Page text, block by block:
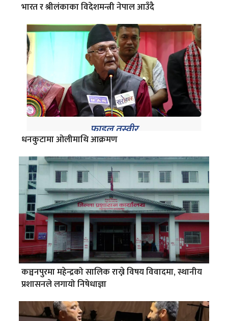
भारत र श्रीलंकाका विदेशमन्त्री नेपाल आउँदै
धनकुटामा ओलीमाथि आक्रमण
कञ्चनपुरमा महेन्द्रको सालिक राख्ने विषय विवादमा, स्थानीय
प्रशासनले लगायो निषेधाज्ञा